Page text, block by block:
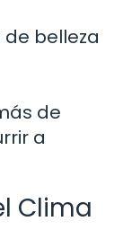
de belleza
de
a
Clima